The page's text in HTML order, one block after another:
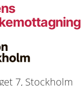
7, Stockholm